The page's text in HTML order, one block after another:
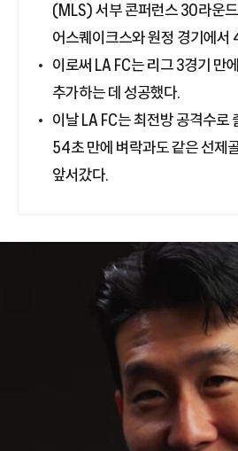
(MLS) 서부 콘퍼런스 30라운드
어스퀘이크스와 원정 경기에서
이로써 LA FC는 리그 3경기 만
추가하는 데 성공했다.
이날 LA FC는 최전방 공격수로
54초 만에 벼락과도 같은 선제
앞서갔다.